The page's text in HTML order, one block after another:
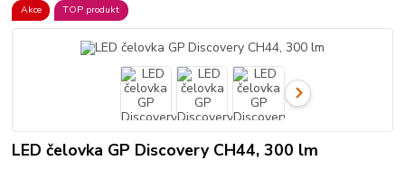
Akce TOP produkt
LED čelovka GP Discovery CH44, 300 lm